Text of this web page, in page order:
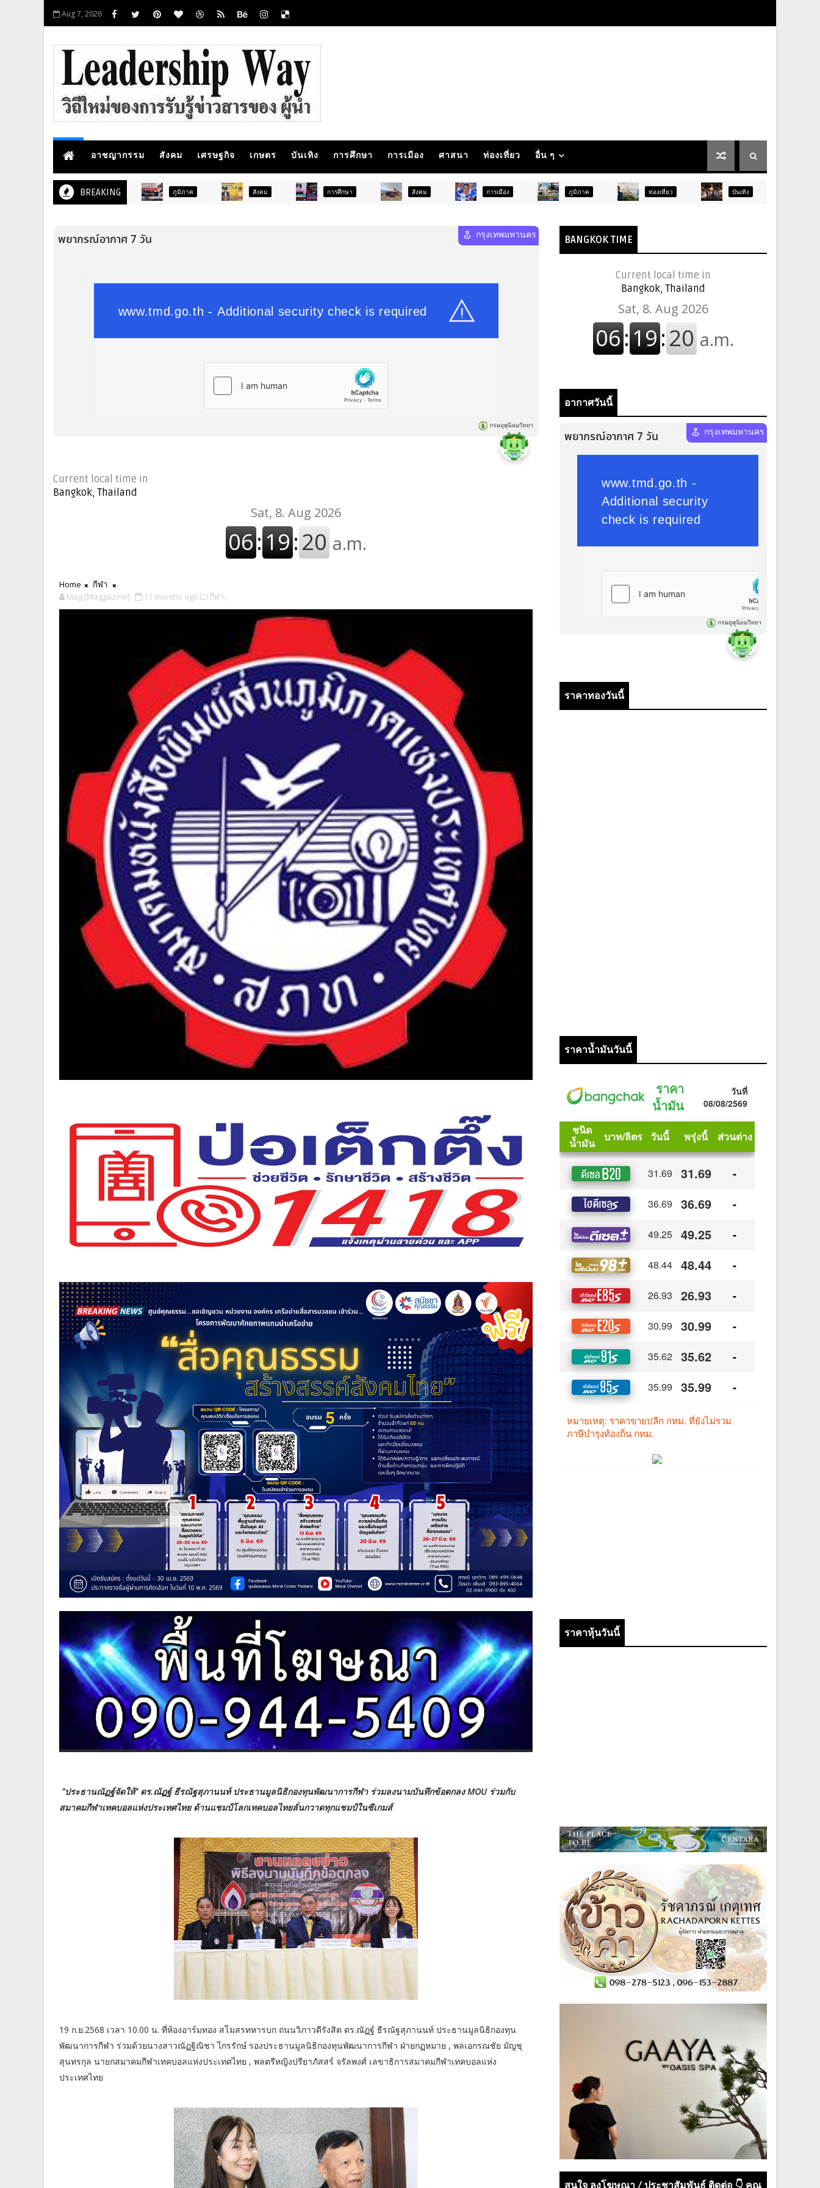
Aug 7, 2026
อาชญากรรม สังคม เศรษฐกิจ เกษตร บันเทิง การศึกษา การเมือง ศาสนา ท่องเที่ยว อื่น ๆ
BREAKINGภูมิภาค สังคม การศึกษา สังคม การเมือง ภูมิภาค ท่องเที่ยว บันเทิง ท่องเที่ยว
Current local time in
Bangkok, Thailand
Home
กีฬา
Mag [Maggazine]
11 months ago กีฬา,
"ประธานณัฏฐ์จัดให้" ดร.ณัฏฐ์ ธีรณัฐสุภานนท์ ประธานมูลนิธิกองทุนพัฒนาการกีฬา ร่วมลงนามบันทึกข้อตกลง MOU ร่วมกับ
สมาคมกีฬาเทคบอลแห่งประเทศไทย ด้านแชมป์โลกเทคบอลไทยลั่นกวาดทุกแชมป์ในซีเกมส์
19 ก.ย.2568 เวลา 10.00 น. ที่ห้องอาร์มทอง สโมสรทหารบก ถนนวิภาวดีรังสิต ดร.ณัฏฐ์ ธีรณัฐสุภานนท์ ประธานมูลนิธิกองทุน
พัฒนาการกีฬา ร่วมด้วยนางสาวณัฏฐิณิชา ไกรรักษ์ รองประธานมูลนิธิกองทุนพัฒนาการกีฬา ฝ่ายกฏหมาย , พลเอกรณชัย มัญชุ
สุนทรกุล นายกสมาคมกีฬาเทคบอลแห่งประเทศไทย , พลตรีหญิงปรียาภัสสร์ จรัลพงศ์ เลขาธิการสมาคมกีฬาเทคบอลแห่ง
ประเทศไทย
BANGKOK TIME
Current local time in
Bangkok, Thailand
อากาศวันนี้
ราคาทองวันนี้
ราคาน้ำมันวันนี้
ราคาหุ้นวันนี้
สนใจ ลงโฆษณา / ประชาสัมพันธ์ ติดต่อ 👇 คุณ